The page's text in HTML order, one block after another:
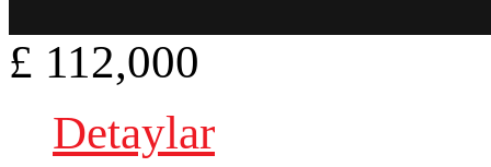
£ 112,000
Detaylar